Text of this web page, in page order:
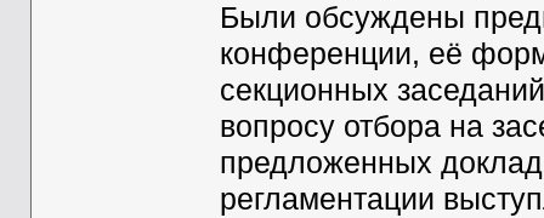
Были обсуждены
конференции, её
секционных
вопросу отбора на
предложенных
регламентации